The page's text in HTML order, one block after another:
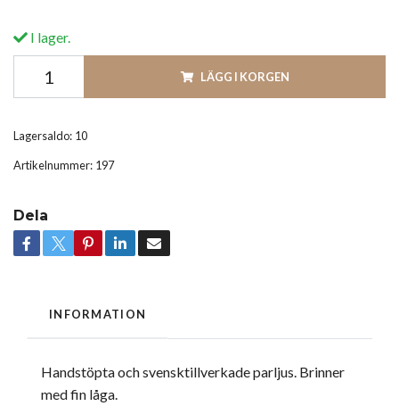
I lager.
LÄGG I KORGEN
Lagersaldo: 10
Artikelnummer: 197
Dela
INFORMATION
Handstöpta och svensktillverkade parljus. Brinner
med fin låga.